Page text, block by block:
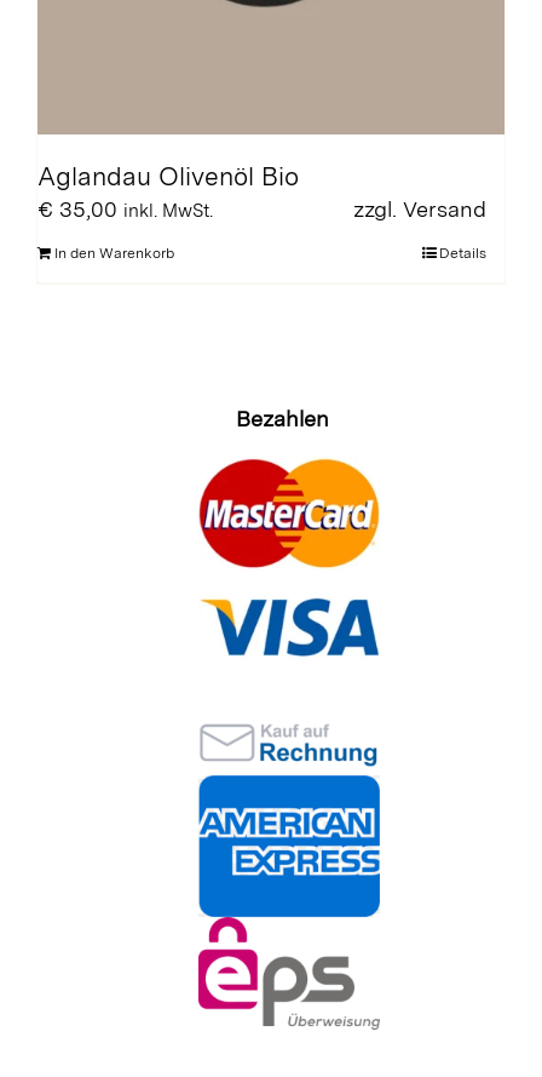
Aglandau Olivenöl Bio
€ 35,00 inkl. MwSt. zzgl. Versand
In den Warenkorb Details
Bezahlen